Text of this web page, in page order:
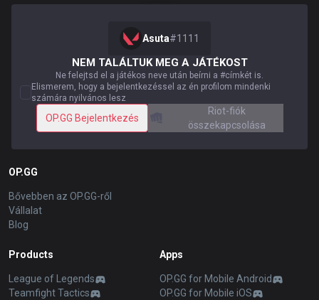
Asuta#1111
NEM TALÁLTUK MEG A JÁTÉKOST
Ne felejtsd el a játékos neve után beírni a #címkét is.
Elismerem, hogy a bejelentkezéssel az én profilom mindenki
számára nyilvános lesz
OP.GG Bejelentkezés
Riot-fiók
összekapcsolása
OP.GG
Bővebben az OP.GG-ről
Vállalat
Blog
Products
League of Legends
Teamfight Tactics
Apps
OP.GG for Mobile Android
OP.GG for Mobile iOS